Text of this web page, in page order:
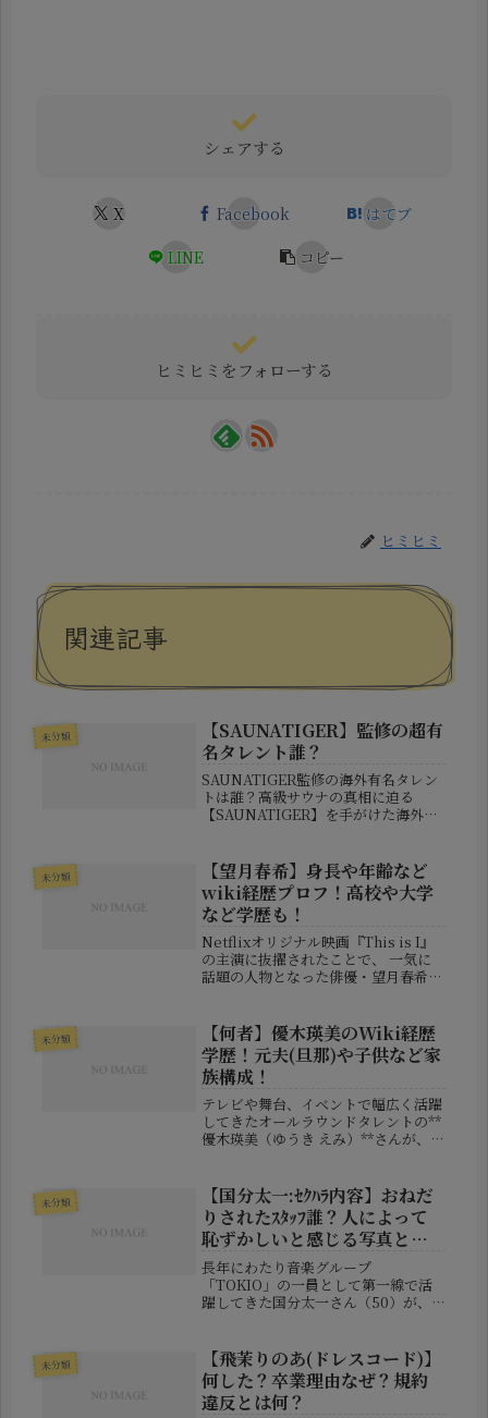
シェアする
X Facebook
はてブ
LINE
コピー
ヒミヒミをフォローする
ヒミヒミ
関連記事
未分類
【SAUNATIGER】監修の超有
名タレント誰？
SAUNATIGER監修の海外有名タレン
トは誰？高級サウナの真相に迫る
【SAUNATIGER】を手がけた海外の
京・赤坂に誕生した高級会員制サウナ
「SAUNATIG...
未分類
【望月春希】身長や年齢など
wiki経歴プロフ！高校や大学
など学歴も！
Netflixオリジナル映画『This is I』
の主演に抜擢されたことで、 一気に
話題の人物となった俳優・望月春希
“次世代を担う俳優”として注目を浴び
ています。 本...
未分類
【何者】優木瑛美のWiki経歴
学歴！元夫(旦那)や子供など家
族構成！
テレビや舞台、イベントで幅広く活躍
してきたオールラウンドタレントの**
優木瑛美（ゆうき えみ）**さんが、
もって受け止められましたが、そのメ
ッセージには一人の母として...
未分類
【国分太一:ｾｸﾊﾗ内容】おねだ
りされたｽﾀｯﾌ誰？人によって
恥ずかしいと感じる写真とは
何？
長年にわたり音楽グループ
「TOKIO」の一員として第一線で活
躍してきた国分太一さん（50）が、
となったのは、「コンプライアンス違
反」によるもの。さらに報道が進む中
で、その内...
未分類
【飛茉りのあ(ドレスコード)】
何した？卒業理由なぜ？規約
違反とは何？